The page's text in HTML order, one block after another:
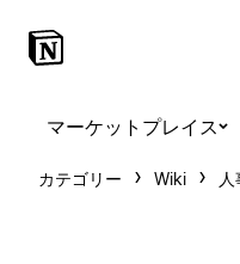
マーケットプレイス
カテゴリー Wiki